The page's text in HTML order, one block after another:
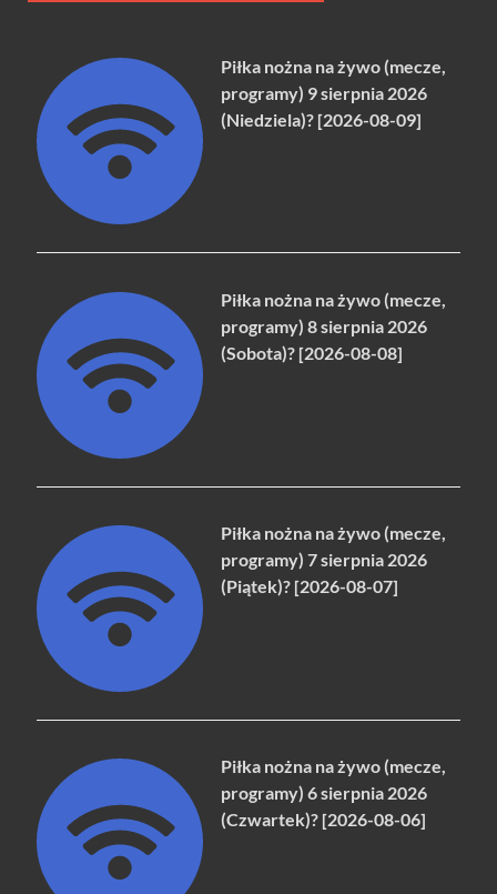
Piłka nożna na żywo (mecze,
programy) 9 sierpnia 2026
(Niedziela)? [2026-08-09]
Piłka nożna na żywo (mecze,
programy) 8 sierpnia 2026
(Sobota)? [2026-08-08]
Piłka nożna na żywo (mecze,
programy) 7 sierpnia 2026
(Piątek)? [2026-08-07]
Piłka nożna na żywo (mecze,
programy) 6 sierpnia 2026
(Czwartek)? [2026-08-06]